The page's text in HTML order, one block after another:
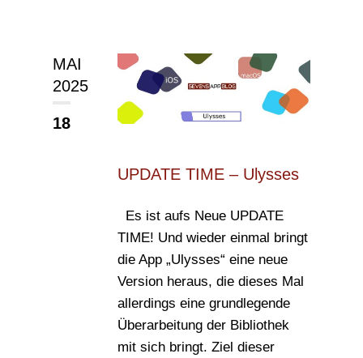
MAI
2025
18
UPDATE TIME – Ulysses
Es ist aufs Neue UPDATE
TIME! Und wieder einmal bringt
die App „Ulysses“ eine neue
Version heraus, die dieses Mal
allerdings eine grundlegende
Überarbeitung der Bibliothek
mit sich bringt. Ziel dieser